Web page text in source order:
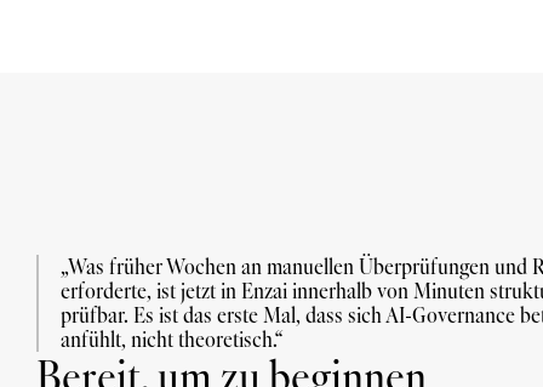
„Was früher Wochen an manuellen Überprüfungen und
erforderte, ist jetzt in Enzai innerhalb von Minuten
prüfbar. Es ist das erste Mal, dass sich AI-Governance
anfühlt, nicht theoretisch.“
Bereit, um zu beginnen